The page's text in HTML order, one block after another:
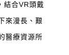
結合VR頭戴
來漫長、艱
醫療資源所